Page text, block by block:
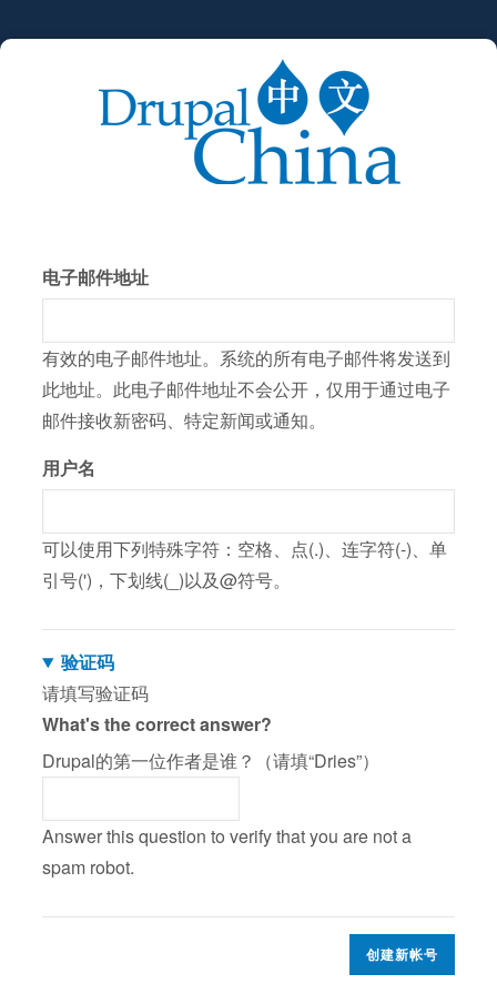
跳
电子邮件地址
有效的电子邮件地址。系统的所有电子邮件将发送到
此地址。此电子邮件地址不会公开，仅用于通过电子
邮件接收新密码、特定新闻或通知。
用户名
可以使用下列特殊字符：空格、点(.)、连字符(-)、单
引号(')，下划线(_)以及@符号。
验证码
请填写验证码
What's the correct answer?
Drupal的第一位作者是谁？（请填“Dries”）
Answer this question to verify that you are not a
spam robot.